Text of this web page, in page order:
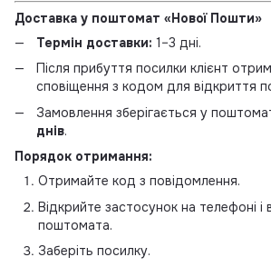
Доставка у поштомат «Нової Пошти»
Термін доставки: 1–3 дні.
Після прибуття посилки клієнт
сповіщення з кодом для відкриття
Замовлення зберігається у
днів.
Порядок отримання:
Отримайте код з повідомлення.
Відкрийте застосунок на телефоні і
поштомата.
Заберіть посилку.